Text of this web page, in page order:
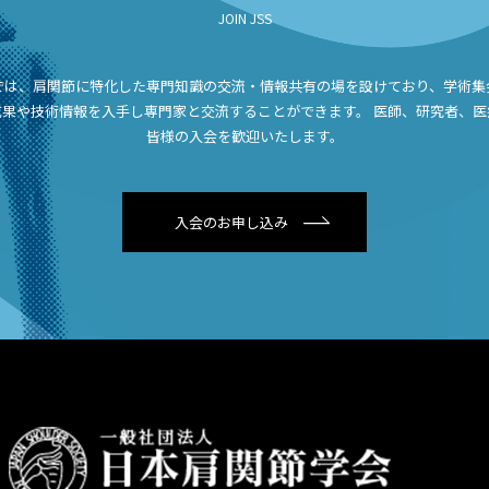
JOIN JSS
、肩関節に特化した専門知識の交流・情報共有の場を設けており、学術
や技術情報を入手し専門家と交流することができます。
医師、研究者、
皆様の入会を歓迎いたします。
入会のお申し込み